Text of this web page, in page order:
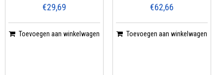
€29,69
Toevoegen aan winkelwagen
€62,66
Toevoegen aan winkelwagen